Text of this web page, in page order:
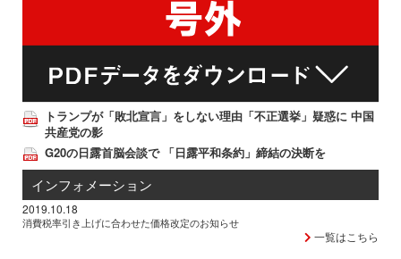
トランプが「敗北宣言」をしない理由「不正選挙」疑惑に 中国
共産党の影
G20の日露首脳会談で 「日露平和条約」締結の決断を
インフォメーション
2019.10.18
消費税率引き上げに合わせた価格改定のお知らせ
一覧はこちら